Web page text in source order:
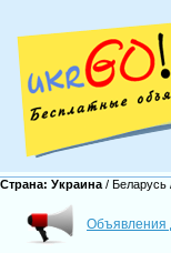
Страна: Украина / Беларусь
Объявления